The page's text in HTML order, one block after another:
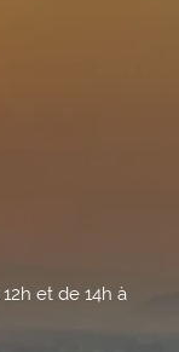
et de 14h à